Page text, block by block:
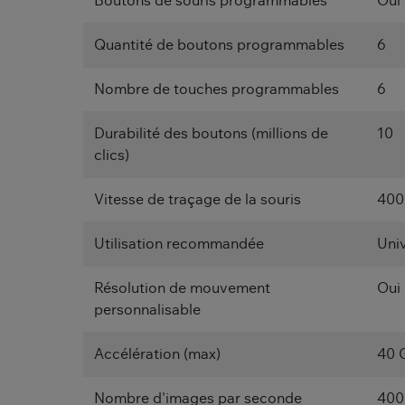
Quantité de boutons programmables 6
Nombre de touches programmables 6
Durabilité des boutons (millions de
clics)
10
Vitesse de traçage de la souris
Utilisation recommandée
Résolution de mouvement
personnalisable
Oui
Accélération (max) 40
Nombre d'images par seconde